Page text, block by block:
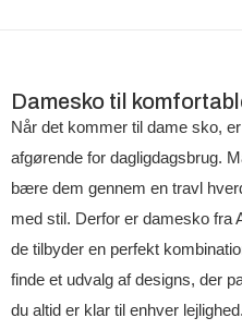
Damesko til
Når det kommer til dame sko,
afgørende for dagligdagsbrug.
bære dem gennem en travl
med stil. Derfor er damesko fra
de tilbyder en perfekt
finde et udvalg af designs, der
du altid er klar til enhver lejlighed.